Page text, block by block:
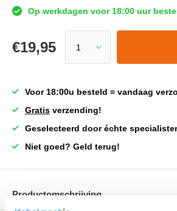
Op werkdagen voor 18:00 uur
€19,95
Voor 18:00u besteld = vandaag
Gratis verzending!
Geselecteerd door échte
Niet goed? Geld terug!
Productomschrijving